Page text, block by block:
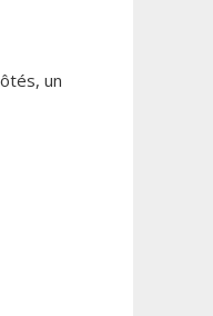
un